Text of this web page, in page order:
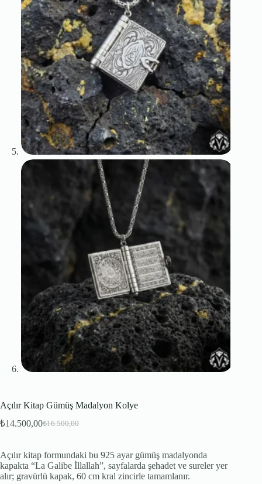
Açılır Kitap Gümüş Madalyon Kolye
₺16.500,00
Orijinal
₺16.500,00.
₺14.500,00Şu
₺14.500,00.
Açılır kitap formundaki bu 925 ayar gümüş madalyonda
kapakta “La Galibe İllallah”, sayfalarda şehadet ve sureler yer
alır; gravürlü kapak, 60 cm kral zincirle tamamlanır.